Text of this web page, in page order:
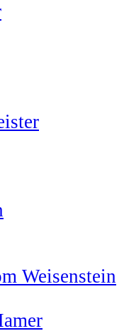
Weisenstein